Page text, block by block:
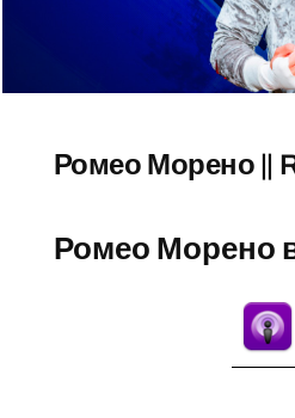
Ромео Морено ||
Ромео Морено